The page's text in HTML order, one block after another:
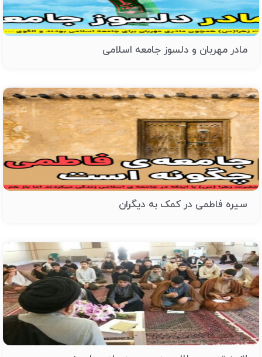
مادر مهربان و دلسوز جامعه اسلامی
سیره فاطمی در کمک به دیگران